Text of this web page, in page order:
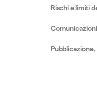
Rischi e limiti